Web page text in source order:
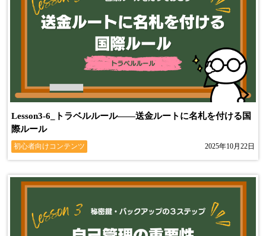
Lesson3-6_トラベルルール――送金ルートに名札を付ける国
際ルール
初心者向けコンテンツ 2025年10月22日